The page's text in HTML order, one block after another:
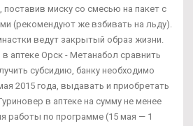
миску со смесью на пакет с
(рекомендуют же взбивать на льду).
ведут закрытый образ жизни.
в аптеке Орск - Метанабол сравнить
субсидию, банку необходимо
2015 года, выдавать и приобретать
в аптеке на сумму не менее
работы по программе (15 мая — 1